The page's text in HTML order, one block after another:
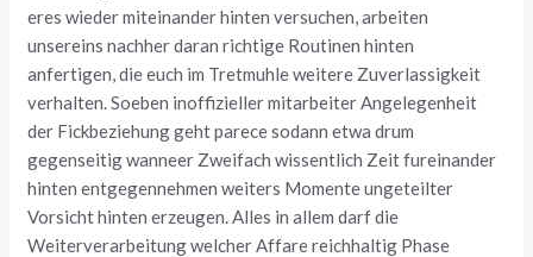
eres wieder miteinander hinten versuchen, arbeiten
unsereins nachher daran richtige Routinen hinten
anfertigen, die euch im Tretmuhle weitere Zuverlassigkeit
verhalten. Soeben inoffizieller mitarbeiter Angelegenheit
der Fickbeziehung geht parece sodann etwa drum
gegenseitig wanneer Zweifach wissentlich Zeit fureinander
hinten entgegennehmen weiters Momente ungeteilter
Vorsicht hinten erzeugen. Alles in allem darf die
Weiterverarbeitung welcher Affare reichhaltig Phase